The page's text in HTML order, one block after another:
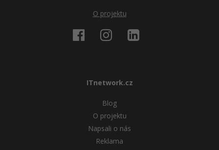
O projektu
ITnetwork.cz
Blog
O projektu
Napsali o nás
Reklama